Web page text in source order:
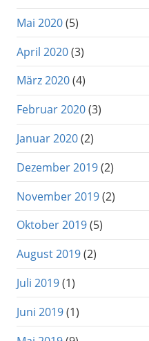
Mai 2020(5)
April 2020(3)
März 2020(4)
Februar 2020(3)
Januar 2020(2)
Dezember 2019(2)
November 2019(2)
Oktober 2019(5)
August 2019(2)
Juli 2019(1)
Juni 2019(1)